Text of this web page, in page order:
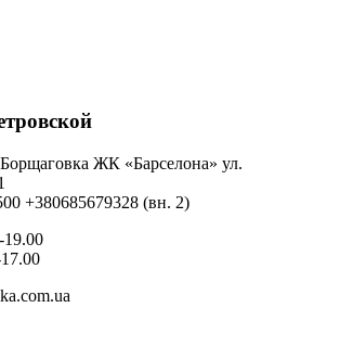
ЖК «Барселона» ул.
+380685679328 (вн. 2)